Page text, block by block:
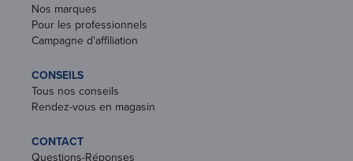
Nos marques
Pour les professionnels
Campagne d'affiliation
CONSEILS
Tous nos conseils
Rendez-vous en magasin
CONTACT
Questions-Réponses